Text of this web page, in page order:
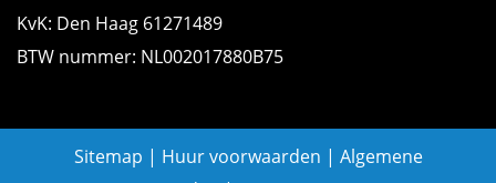
KvK: Den Haag 61271489
BTW nummer: NL002017880B75
Sitemap | Huur voorwaarden | Algemene